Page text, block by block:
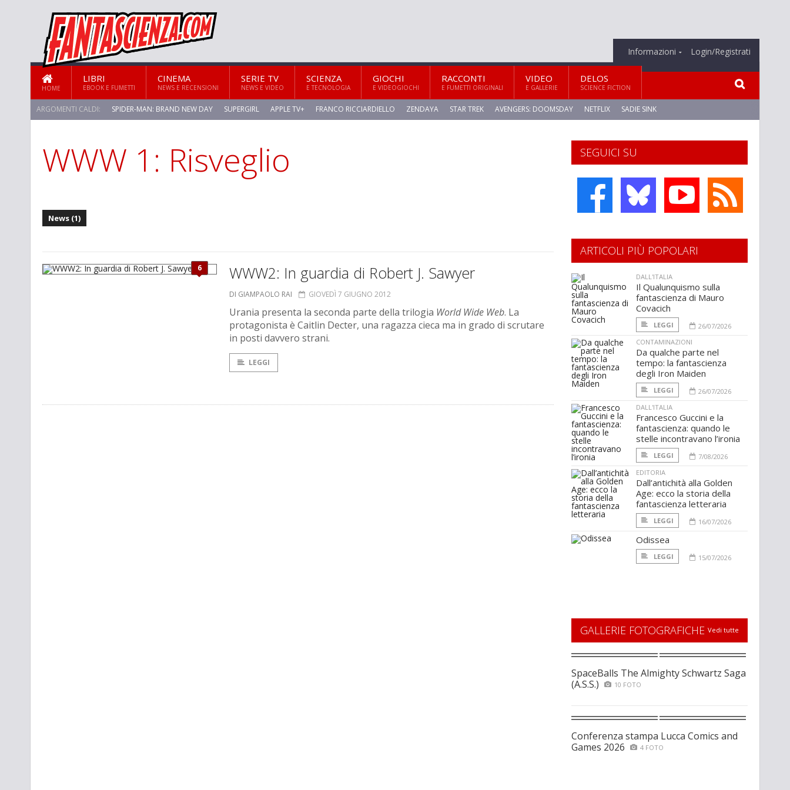
Informazioni Login/Registrati
HOME
LIBRI
EBOOK E FUMETTI
CINEMA
NEWS E RECENSIONI
SERIE TV
NEWS E VIDEO
SCIENZA
E TECNOLOGIA
GIOCHI
E VIDEOGIOCHI
RACCONTI
E FUMETTI ORIGINALI
VIDEO
E GALLERIE
DELOS
SCIENCE FICTION
ARGOMENTI CALDI: SPIDER-MAN: BRAND NEW DAY SUPERGIRL APPLE TV+ FRANCO RICCIARDIELLO ZENDAYA STAR TREK AVENGERS: DOOMSDAY NETFLIX SADIE SINK
WWW 1: Risveglio
News (1)
6 WWW2: In guardia di Robert J. Sawyer
DI GIAMPAOLO RAI GIOVEDÌ 7 GIUGNO 2012
Urania presenta la seconda parte della trilogia World Wide Web. La
protagonista è Caitlin Decter, una ragazza cieca ma in grado di scrutare
in posti davvero strani.
LEGGI
SEGUICI SU
ARTICOLI PIÙ POPOLARI
DALL'ITALIA
Il Qualunquismo sulla
fantascienza di Mauro
Covacich
LEGGI
26/07/2026
CONTAMINAZIONI
Da qualche parte nel
tempo: la fantascienza
degli Iron Maiden
LEGGI
26/07/2026
DALL'ITALIA
Francesco Guccini e la
fantascienza: quando le
stelle incontravano l’ironia
LEGGI
7/08/2026
EDITORIA
Dall’antichità alla Golden
Age: ecco la storia della
fantascienza letteraria
LEGGI 16/07/2026
Odissea
LEGGI 15/07/2026
GALLERIE FOTOGRAFICHE Vedi tutte
SpaceBalls The Almighty Schwartz Saga
(A.S.S.)
10 FOTO
Conferenza stampa Lucca Comics and
Games 2026
4 FOTO